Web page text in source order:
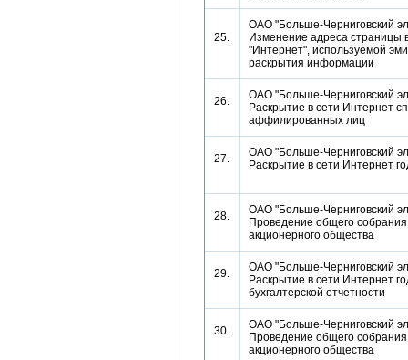
25.
ОАО "Больше-Черниговский
Изменение адреса страницы
"Интернет", используемой
раскрытия информации
26.
ОАО "Больше-Черниговский
Раскрытие в сети Интернет
аффилированных лиц
27.
ОАО "Больше-Черниговский
Раскрытие в сети Интернет
28.
ОАО "Больше-Черниговский
Проведение общего
акционерного общества
29.
ОАО "Больше-Черниговский
Раскрытие в сети Интернет
бухгалтерской отчетности
30.
ОАО "Больше-Черниговский
Проведение общего
акционерного общества